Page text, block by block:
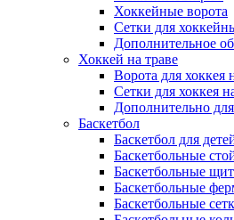
Хоккейные ворота
Сетки для
Дополнительное
Хоккей на траве
Ворота для хоккея
Сетки для хоккея
Дополнительно
Баскетбол
Баскетбол для
Баскетбольные
Баскетбольные
Баскетбольные
Баскетбольные